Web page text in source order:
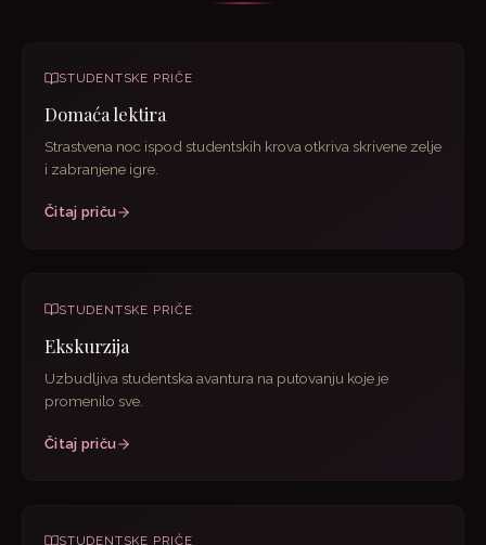
STUDENTSKE PRIČE
Domaća lektira
Strastvena noc ispod studentskih krova otkriva skrivene zelje
i zabranjene igre.
Čitaj priču
STUDENTSKE PRIČE
Ekskurzija
Uzbudljiva studentska avantura na putovanju koje je
promenilo sve.
Čitaj priču
STUDENTSKE PRIČE